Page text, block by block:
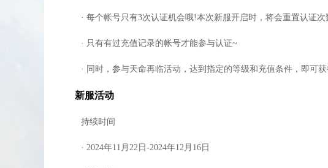
小帮派点修比大帮派好点。
垃圾魂石别丢了，可以用来合魂石用。
能花点小钱就把每月的VIP礼包买了，相当划算。
VIP6每天可以花20元宝买一键完成天命任务，省事。
· 每个帐号只有3次认证机会哦!本次新服开启时，将会重置认证次
· 只有有过充值记录的帐号才能参与认证~
· 同时，参与天命再临活动，达到指定的等级和充值条件，即可获
新服活动
持续时间
· 2024年11月22日-2024年12月16日